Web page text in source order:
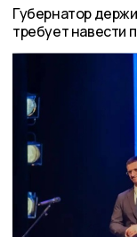
Губернатор
требует навести